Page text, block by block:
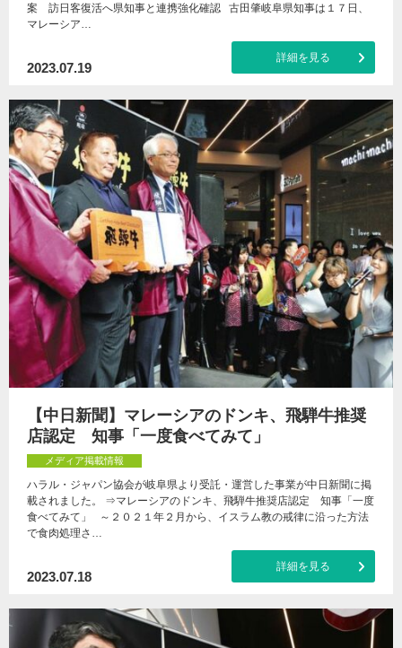
案 訪日客復活へ県知事と連携強化確認 古田肇岐阜県知事は１７日、
マレーシア…
2023.07.19
詳細を見る
【中日新聞】マレーシアのドンキ、飛騨牛推奨
店認定 知事「一度食べてみて」
メディア掲載情報
ハラル・ジャパン協会が岐阜県より受託・運営した事業が中日新聞に掲
載されました。 ⇒マレーシアのドンキ、飛騨牛推奨店認定 知事「一度
食べてみて」 ～２０２１年２月から、イスラム教の戒律に沿った方法
で食肉処理さ…
2023.07.18
詳細を見る